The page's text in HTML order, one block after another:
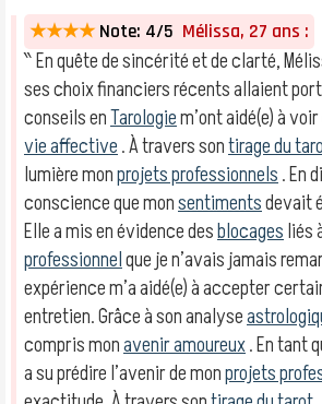
★★★★ Note: 4/5 Mélissa, 27 ans :
‶ En quête de sincérité et de clarté,
ses choix financiers récents allaient
conseils enTarologiem’ont aidé(e) à
vie affective. À travers sontirage du
lumière monprojets professionnels. En
conscience que monsentimentsdevait
Elle a mis en évidence desblocagesliés
professionnelque je n’avais jamais
expérience m’a aidé(e) à accepter
entretien. Grâce à son analyse
compris monavenir amoureux. En tant
a su prédire l’avenir de monprojets